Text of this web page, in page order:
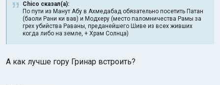
Chico сказал(а):
По пути из Манут Абу в Ахмедабад обязательно посетить Патан
(баоли Рани ки вав) и Модхеру (место паломничества Рамы за
грех убийства Раваны, преданейшего Шиве из всех живших
когда либо на земле, + Храм Солнца)
А как лучше гору Гринар встроить?